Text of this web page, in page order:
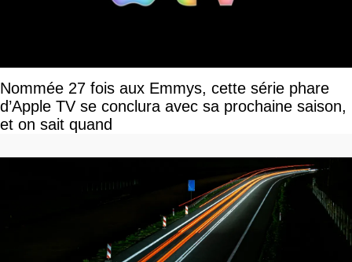
Nommée 27 fois aux Emmys, cette série phare
d’Apple TV se conclura avec sa prochaine saison,
et on sait quand